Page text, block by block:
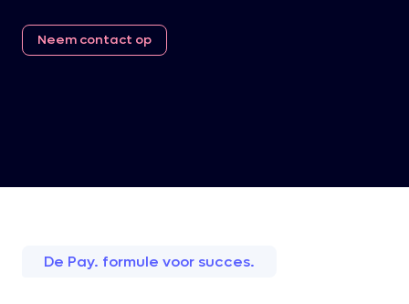
Neem contact op
De Pay. formule voor succes.